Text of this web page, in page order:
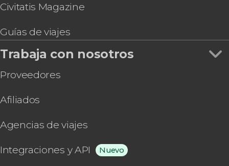
Civitatis Magazine
Guías de viajes
Trabaja con nosotros
Proveedores
Afiliados
Agencias de viajes
Integraciones y API Nuevo